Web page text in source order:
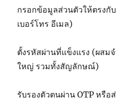
กรอกข้อมูลส่วนตัวให้ตรงกั
เบอร์โทร อีเมล)
ตั้งรหัสผ่านที่แข็งแรง (ผสม
ใหญ่ รวมทั้งสัญลักษณ์)
รับรองตัวตนผ่าน OTP หรือ